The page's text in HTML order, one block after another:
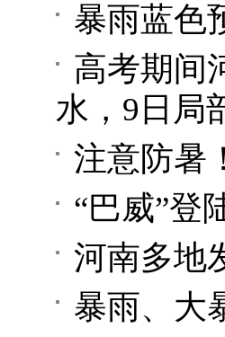
暴雨蓝色
高考期间
水，9日局
注意防暑
“巴威”登
河南多地
暴雨、大